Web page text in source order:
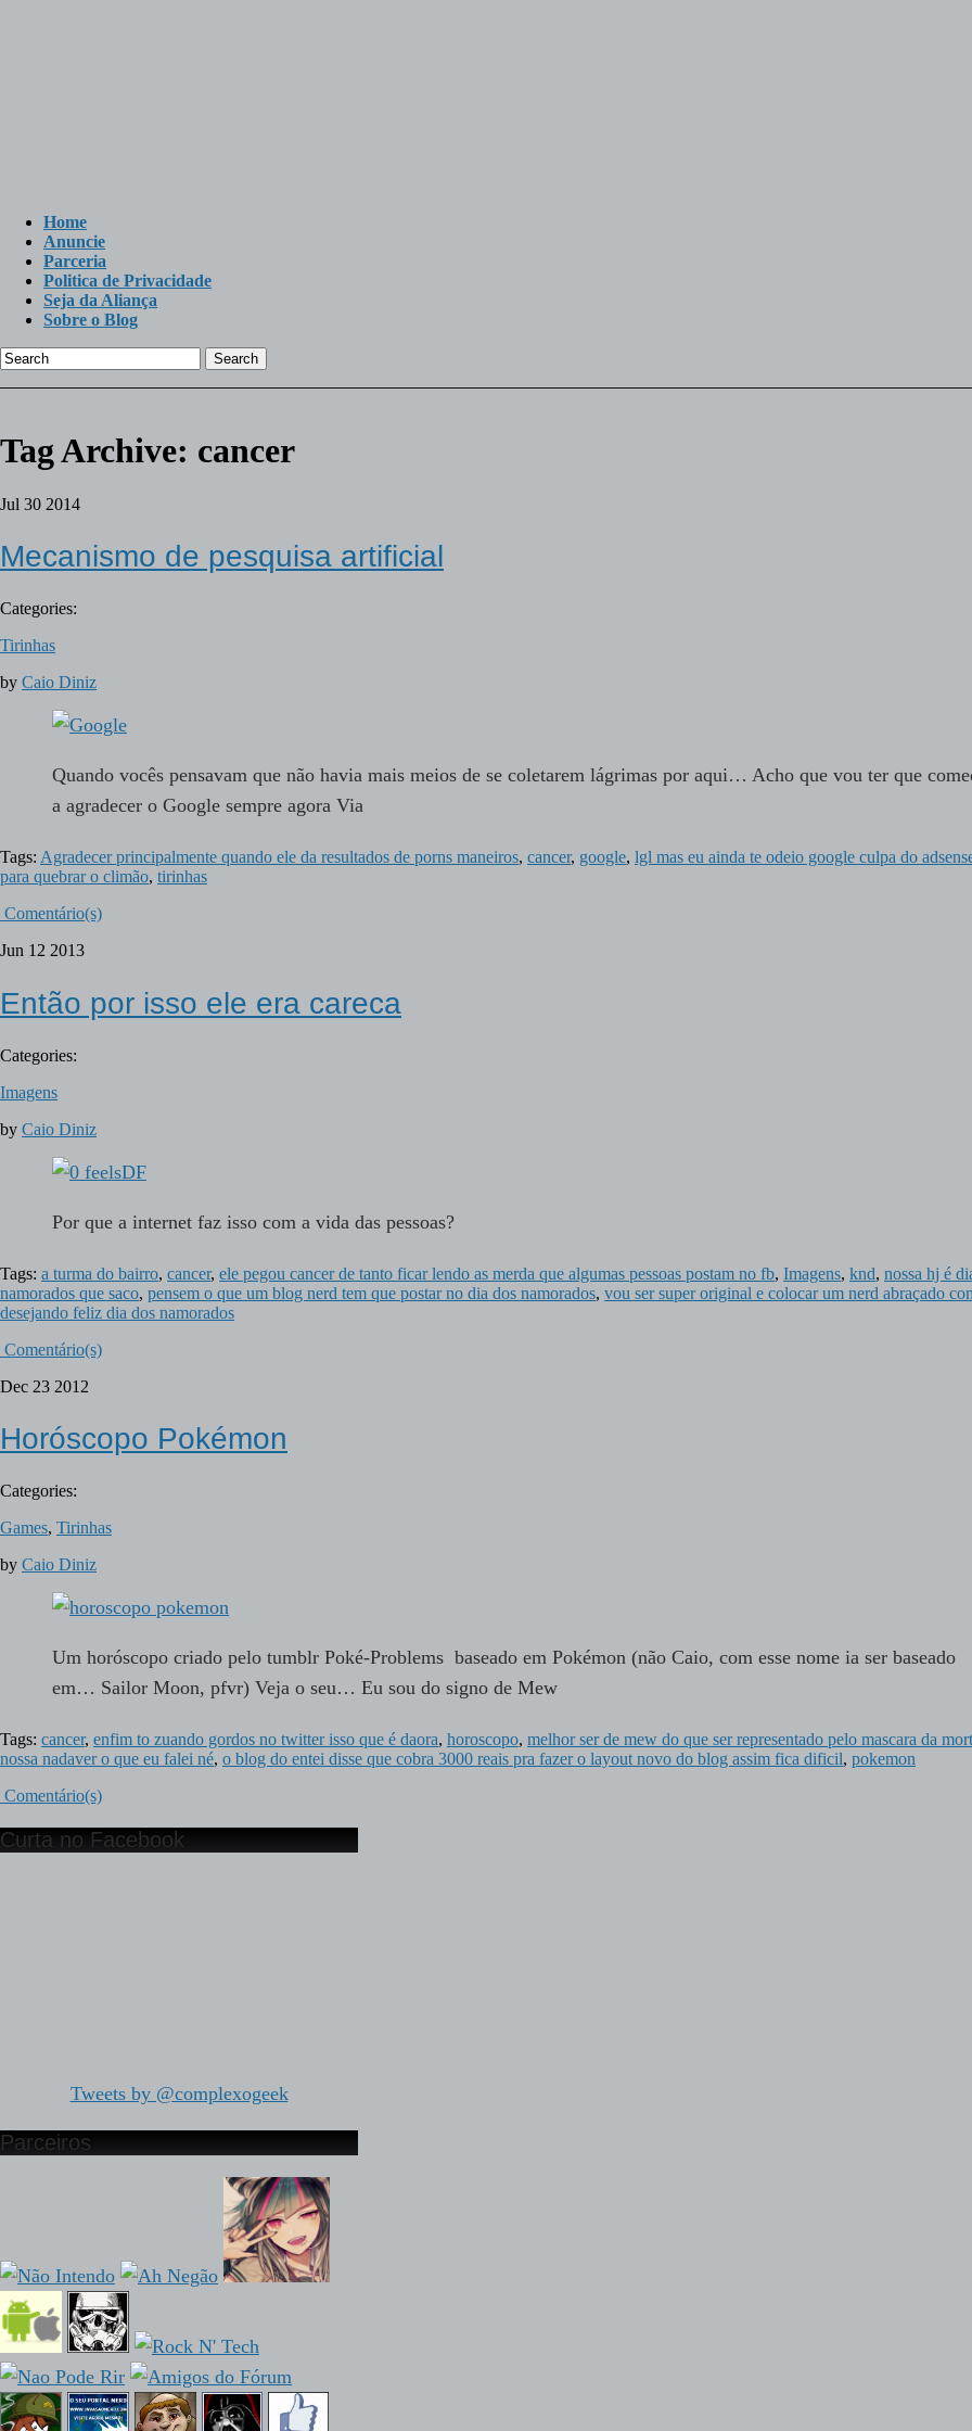
Home
Anuncie
Parceria
Politica de Privacidade
Seja da Aliança
Sobre o Blog
Search
Tag Archive: cancer
Jul 30 2014
Mecanismo de pesquisa artificial
Categories:
Tirinhas
by Caio Diniz
Quando vocês pensavam que não havia mais meios de se coletarem lágrimas por aqui… Acho que vou ter que
a agradecer o Google sempre agora Via
Tags: Agradecer principalmente quando ele da resultados de porns maneiros, cancer, google, lgl mas eu ainda te odeio google culpa do
para quebrar o climão, tirinhas
Comentário(s)
Jun 12 2013
Então por isso ele era careca
Categories:
Imagens
by Caio Diniz
Por que a internet faz isso com a vida das pessoas?
Tags: a turma do bairro, cancer, ele pegou cancer de tanto ficar lendo as merda que algumas pessoas postam no fb, Imagens, knd, nossa hj é
namorados que saco, pensem o que um blog nerd tem que postar no dia dos namorados, vou ser super original e colocar um nerd abraçado
desejando feliz dia dos namorados
Comentário(s)
Dec 23 2012
Horóscopo Pokémon
Categories:
Games, Tirinhas
by Caio Diniz
Um horóscopo criado pelo tumblr Poké-Problems baseado em Pokémon (não Caio, com esse nome ia ser baseado
em… Sailor Moon, pfvr) Veja o seu… Eu sou do signo de Mew
Tags: cancer, enfim to zuando gordos no twitter isso que é daora, horoscopo, melhor ser de mew do que ser representado pelo mascara da
nossa nadaver o que eu falei né, o blog do entei disse que cobra 3000 reais pra fazer o layout novo do blog assim fica dificil, pokemon
Comentário(s)
Curta no Facebook
Tweets by @complexogeek
Parceiros